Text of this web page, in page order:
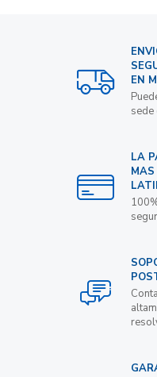
EN
sede
LA